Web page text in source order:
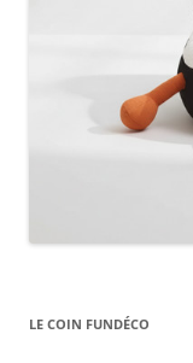
LE COIN FUNDÉCO